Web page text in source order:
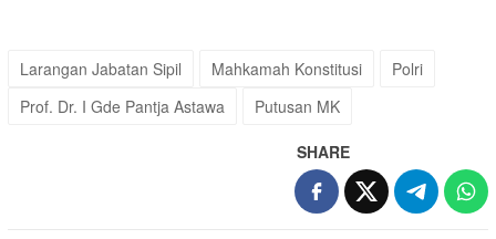
Larangan Jabatan Sipil Mahkamah Konstitusi
Polri
Prof. Dr. I Gde Pantja Astawa
Putusan MK
SHARE